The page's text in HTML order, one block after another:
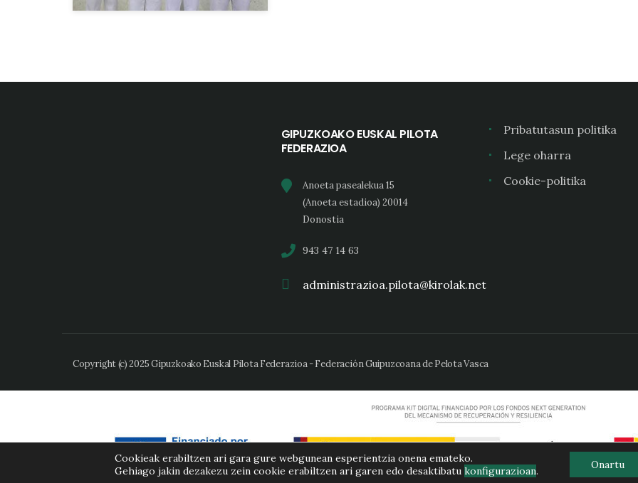
GIPUZKOAKO EUSKAL PILOTA
FEDERAZIOA
Anoeta pasealekua 15
(Anoeta estadioa) 20014
Donostia
943 47 14 63
administrazioa.pilota@kirolak.net
Pribatutasun politika
Lege oharra
Cookie-politika
Copyright (c) 2025 Gipuzkoako Euskal Pilota Federazioa - Federación Guipuzcoana de Pelota Vasca
Cookieak erabiltzen ari gara gure webgunean esperientzia onena emateko.
Gehiago jakin dezakezu zein cookie erabiltzen ari garen edo desaktibatu konfigurazioan. Onartu